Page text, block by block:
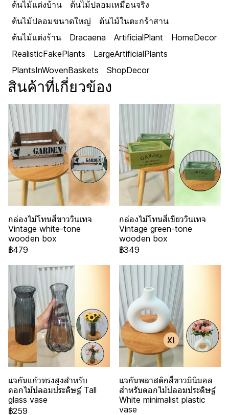
ต้นไม้แต่งบ้าน
ต้นไม้ปลอมเหมือนจริง
ต้นไม้ปลอมขนาดใหญ่
ต้นไม้ในตะกร้าสาน
ต้นไม้แต่งร้าน
Dracaena ArtificialPlant
HomeDecor
RealisticFakePlants
LargeArtificialPlants
PlantsInWovenBaskets
ShopDecor
สินค้าที่เกี่ยวข้อง
กล่องไม้โทนสีขาววินเทจ
Vintage white-tone
wooden box
฿479
กล่องไม้โทนสีเขียววินเทจ
Vintage green-tone
wooden box
฿349
แจกันแก้วทรงสูงสำหรับ
ดอกไม้ปลอมประดิษฐ์ Tall
glass vase
฿259
แจกันพลาสติกสีขาวมินิมอล
สำหรับดอกไม้ปลอมประดิษฐ์
White minimalist plastic
vase